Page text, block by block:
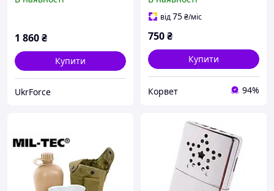
1 860₴
Купити
UkrForce
від75₴/міс
750₴
Купити
Корвет 94%